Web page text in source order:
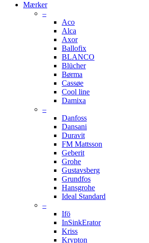
Mærker
–
Aco
Alca
Axor
Ballofix
BLANCO
Blücher
Børma
Cassøe
Cool line
Damixa
–
Danfoss
Dansani
Duravit
FM Mattsson
Geberit
Grohe
Gustavsberg
Grundfos
Hansgrohe
Ideal Standard
–
Ifö
InSinkErator
Kriss
Krypton